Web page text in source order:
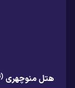
هتل منوچهری